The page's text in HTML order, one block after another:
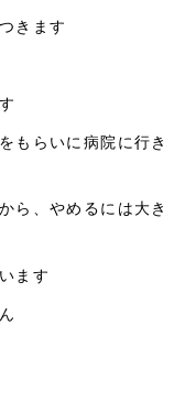
きます
もらいに病院に行き
ら、やめるには大き
ます